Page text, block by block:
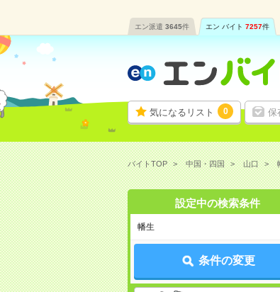
エン派遣 3645件 エン バイト 7257件
気になるリスト 0 保
バイトTOP 中国・四国 山口
設定中の検索条件
幡生
条件の変更